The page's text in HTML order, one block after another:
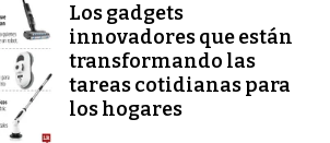
Los gadgets
innovadores que están
transformando las
tareas cotidianas para
los hogares